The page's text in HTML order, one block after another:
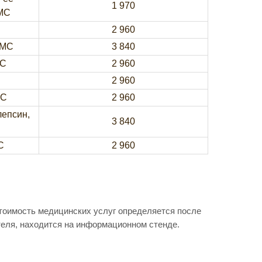
1 970
2 960
3 840
2 960
2 960
2 960
3 840
2 960
медицинских услуг определяется после
находится на информационном стенде.